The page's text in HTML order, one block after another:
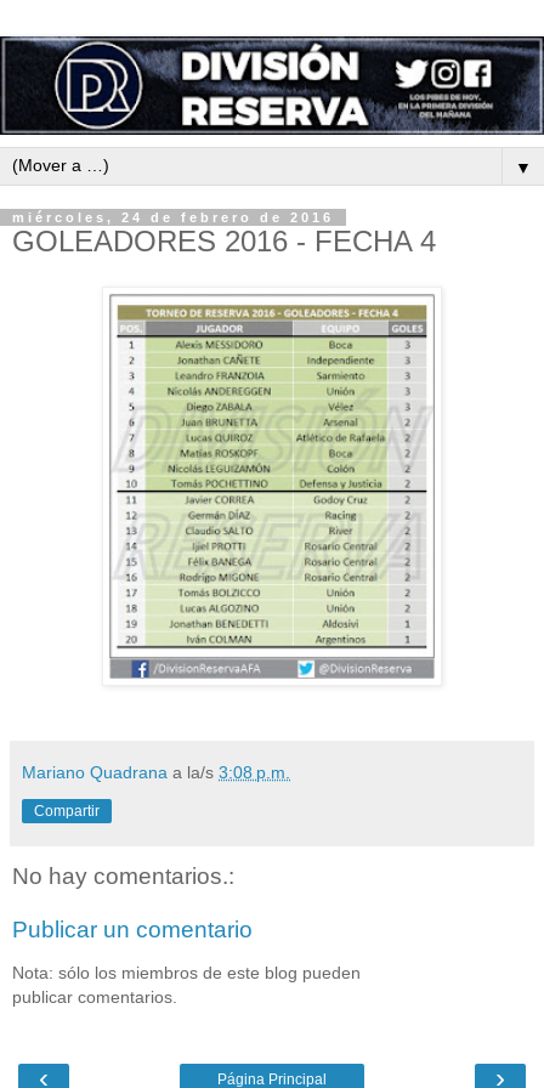
▼
miércoles, 24 de febrero de 2016
GOLEADORES 2016 - FECHA 4
Mariano Quadrana a la/s 3:08 p.m.
Compartir
No hay comentarios.:
Publicar un comentario
Nota: sólo los miembros de este blog pueden
publicar comentarios.
‹ ›
Página Principal